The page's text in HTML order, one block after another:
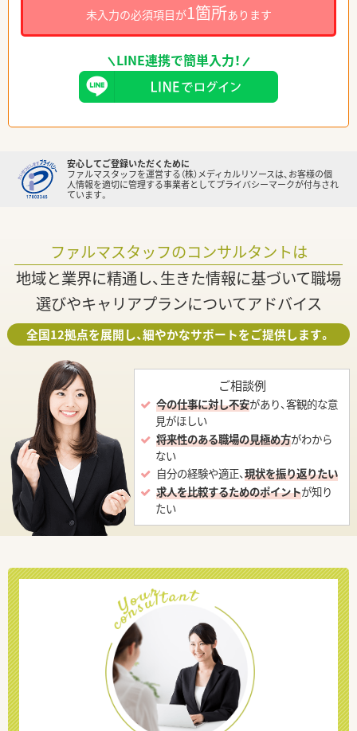
未入力の必須項目が1箇所あります
LINE連携で簡単入力！
安心してご登録いただくために
ファルマスタッフを運営する（株）メディカルリソースは、お客様の個
人情報を適切に管理する事業者としてプライバシーマークが付与され
ています。
ファルマスタッフのコンサルタントは
地域と業界に精通し、生きた情報に基づいて職場
選びやキャリアプランについてアドバイス
全国12拠点を展開し、細やかなサポートをご提供します。
ご相談例
今の仕事に対し不安があり、客観的な意
見がほしい
将来性のある職場の見極め方がわから
ない
自分の経験や適正、現状を振り返りたい
求人を比較するためのポイントが知り
たい